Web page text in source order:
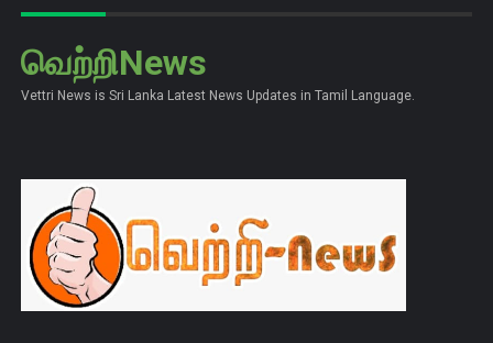
வெற்றிNews
Vettri News is Sri Lanka Latest News Updates in Tamil Language.